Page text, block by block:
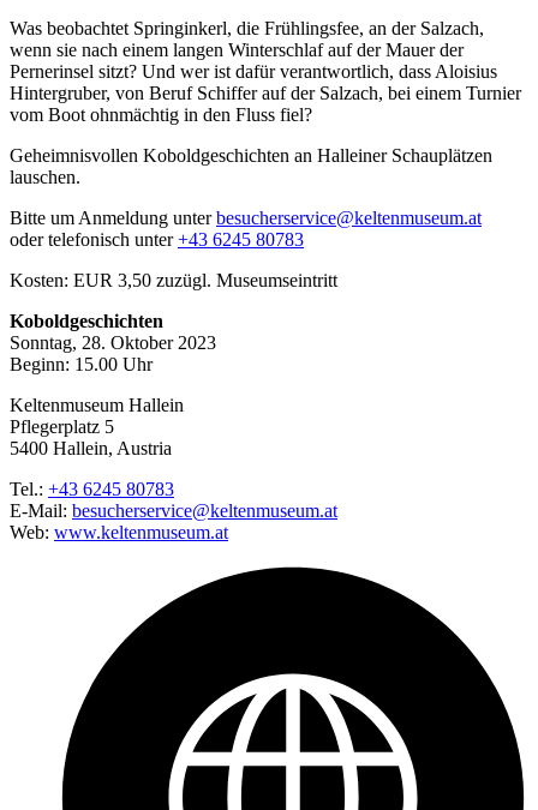
Was beobachtet Springinkerl, die Frühlingsfee, an der Salzach,
wenn sie nach einem langen Winterschlaf auf der Mauer der
Pernerinsel sitzt? Und wer ist dafür verantwortlich, dass Aloisius
Hintergruber, von Beruf Schiffer auf der Salzach, bei einem Turnier
vom Boot ohnmächtig in den Fluss fiel?
Geheimnisvollen Koboldgeschichten an Halleiner Schauplätzen
lauschen.
Bitte um Anmeldung unterbesucherservice@keltenmuseum.at
oder telefonisch unter+43 6245 80783
Kosten: EUR 3,50 zuzügl. Museumseintritt
Koboldgeschichten
Sonntag, 28. Oktober 2023
Beginn: 15.00 Uhr
Keltenmuseum Hallein
Pflegerplatz 5
5400 Hallein, Austria
Tel.: +43 6245 80783
E-Mail: besucherservice@keltenmuseum.at
Web: www.keltenmuseum.at